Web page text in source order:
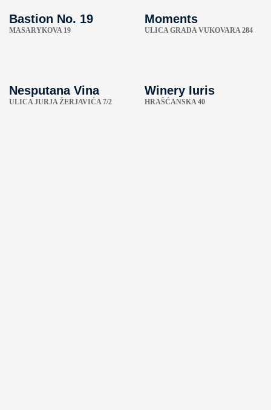
Bastion No. 19
MASARYKOVA 19
Moments
ULICA GRADA VUKOVARA 284
Nesputana Vina
ULICA JURJA ŽERJAVIĆA 7/2
Winery Iuris
HRAŠĆANSKA 40